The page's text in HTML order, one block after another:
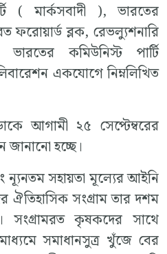
( মার্কসবাদী ), ভারতের
ফরোয়ার্ড ব্লক, রেভল্যুশনারি
ভারতের কমিউনিস্ট পার্টি
একযোগে নিম্নলিখিত
আগামী ২৫ সেপ্টেম্বরের
হচ্ছে।
সহায়তা মূল্যের আইনি
ঐতিহাসিক সংগ্রাম তার দশম
সংগ্রামরত কৃষকদের সাথে
সমাধানসুত্র খুঁজে বের